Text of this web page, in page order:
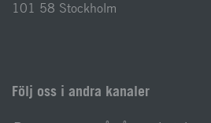
101 58 Stockholm
Följ oss i andra kanaler